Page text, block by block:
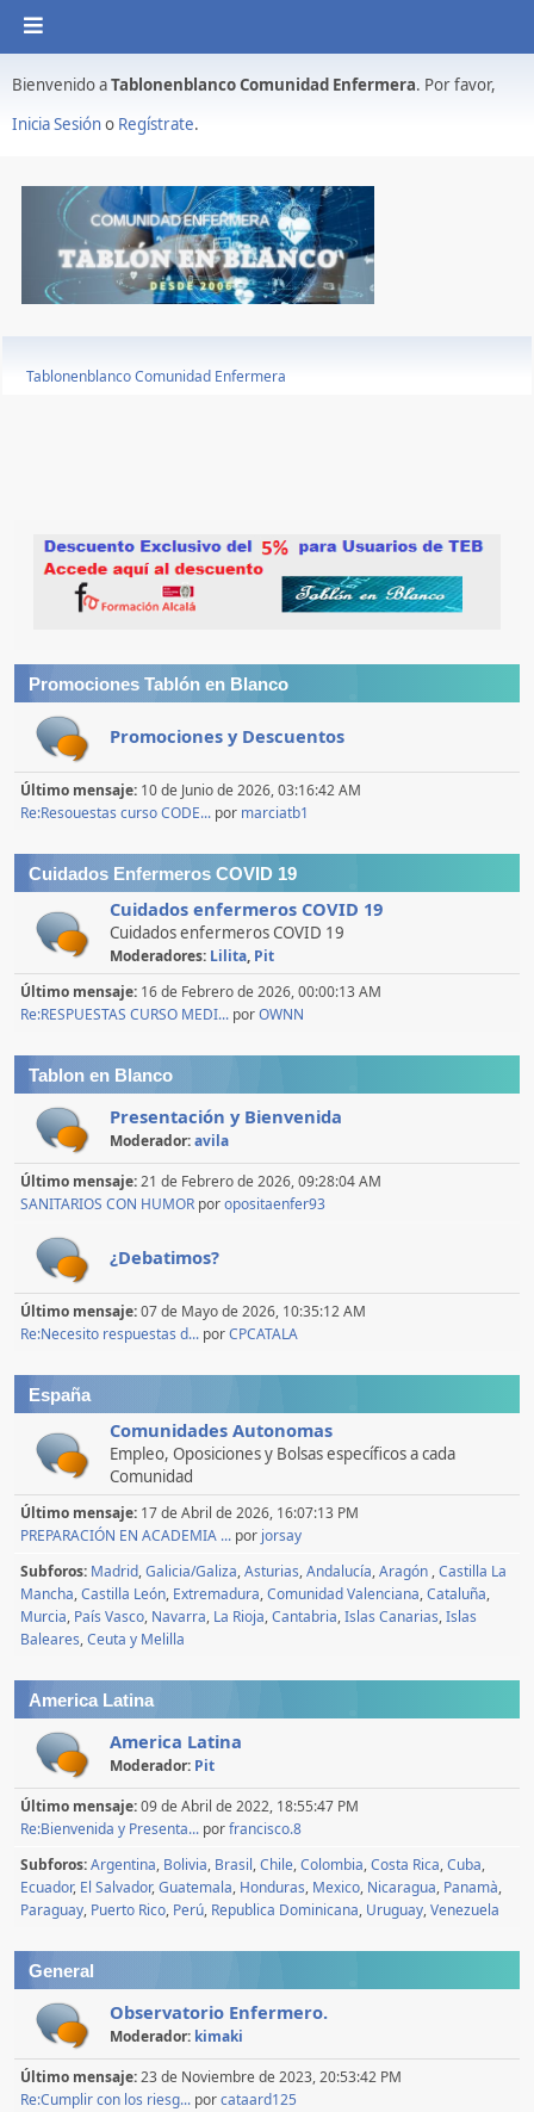
Bienvenido aTablonenblanco Comunidad Enfermera. Por favor,
Inicia Sesióno Regístrate.
Tablonenblanco Comunidad Enfermera
Promociones Tablón en Blanco
Promociones y Descuentos
Último mensaje: 10 de Junio de 2026, 03:16:42 AM
Re:Resouestas curso CODE... por marciatb1
Cuidados Enfermeros COVID 19
Cuidados enfermeros COVID 19
Cuidados enfermeros COVID 19
Moderadores: Lilita, Pit
Último mensaje: 16 de Febrero de 2026, 00:00:13 AM
Re:RESPUESTAS CURSO MEDI... porOWNN
Tablon en Blanco
Presentación y Bienvenida
Moderador:avila
Último mensaje:21 de Febrero de 2026, 09:28:04 AM
SANITARIOS CON HUMOR poropositaenfer93
¿Debatimos?
Último mensaje:07 de Mayo de 2026, 10:35:12 AM
Re:Necesito respuestas d... porCPCATALA
España
Comunidades Autonomas
Empleo, Oposiciones y Bolsas específicos a cada
Comunidad
Último mensaje: 17 de Abril de 2026, 16:07:13 PM
PREPARACIÓN EN ACADEMIA ... por jorsay
Subforos Madrid Galicia/Galiza Asturias Andalucía Aragón Castilla La
Mancha Castilla León Extremadura Comunidad Valenciana Cataluña
Murcia País Vasco Navarra La Rioja Cantabria Islas Canarias Islas
Baleares Ceuta y Melilla
America Latina
America Latina
Moderador: Pit
Último mensaje:09 de Abril de 2022, 18:55:47 PM
Re:Bienvenida y Presenta... porfrancisco.8
Subforos Argentina Bolivia Brasil Chile Colombia Costa Rica Cuba
Ecuador El Salvador Guatemala Honduras Mexico Nicaragua Panamà
Paraguay Puerto Rico Perú Republica Dominicana Uruguay Venezuela
General
Observatorio Enfermero.
Moderador: kimaki
Último mensaje:23 de Noviembre de 2023, 20:53:42 PM
Re:Cumplir con los riesg... porcataard125